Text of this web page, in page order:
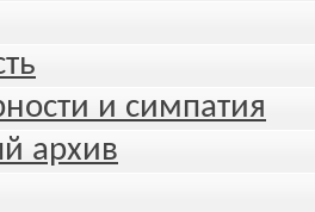
и симпатия
архив